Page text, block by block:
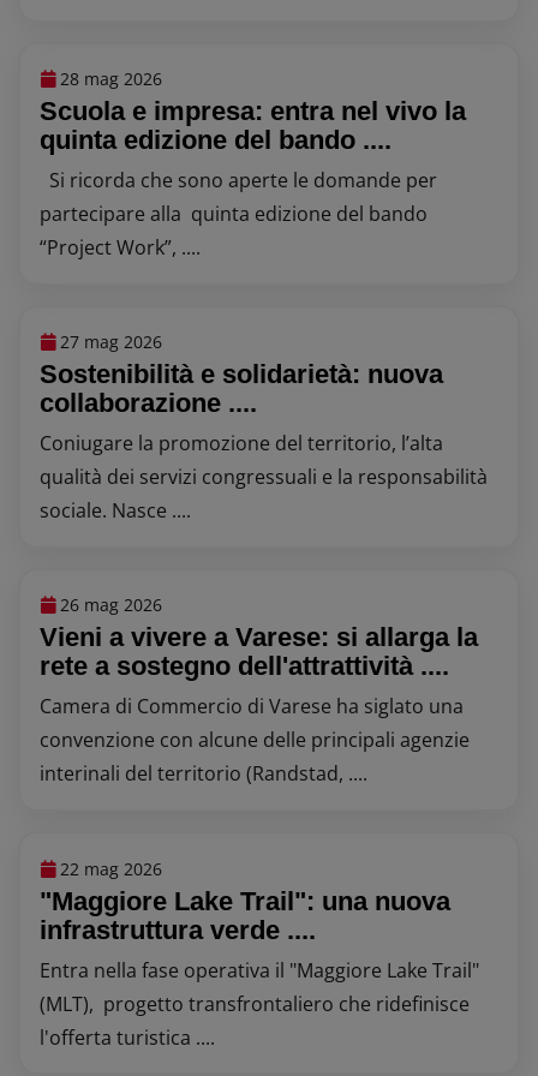
28 mag 2026
Scuola e impresa: entra nel vivo la
quinta edizione del bando ....
Si ricorda che sono aperte le domande per
partecipare alla quinta edizione del bando
“Project Work”, ....
27 mag 2026
Sostenibilità e solidarietà: nuova
collaborazione ....
Coniugare la promozione del territorio, l’alta
qualità dei servizi congressuali e la responsabilità
sociale. Nasce ....
26 mag 2026
Vieni a vivere a Varese: si allarga la
rete a sostegno dell'attrattività ....
Camera di Commercio di Varese ha siglato una
convenzione con alcune delle principali agenzie
interinali del territorio (Randstad, ....
22 mag 2026
"Maggiore Lake Trail": una nuova
infrastruttura verde ....
Entra nella fase operativa il "Maggiore Lake Trail"
(MLT), progetto transfrontaliero che ridefinisce
l'offerta turistica ....